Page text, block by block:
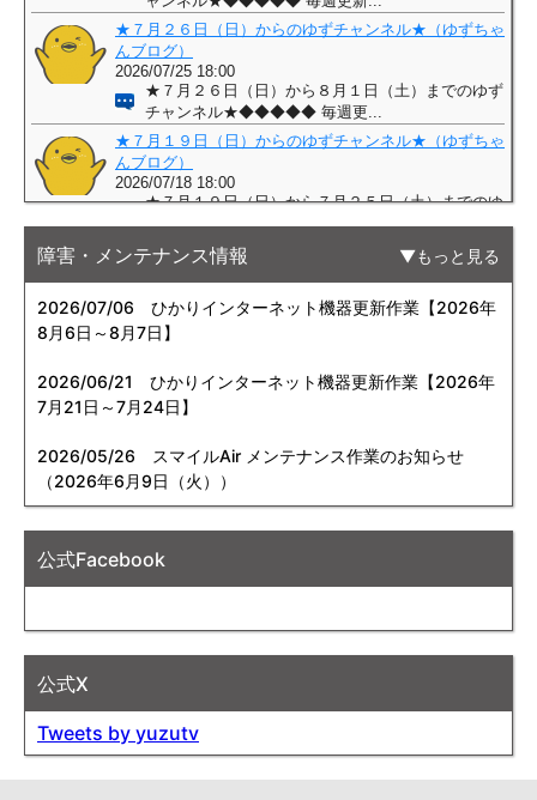
障害・メンテナンス情報 もっと見る
2026/07/06 ひかりインターネット機器更新作業【2026年
8月6日～8月7日】
2026/06/21
ひかりインターネット機器更新作業【2026年
7月21日～7月24日】
2026/05/26 スマイルAir メンテナンス作業のお知らせ
（2026年6月9日（火））
公式Facebook
公式X
Tweets by yuzutv